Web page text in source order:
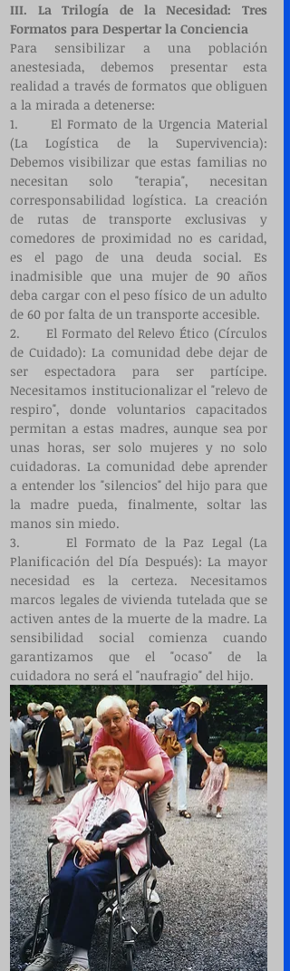
III. La Trilogía de la Necesidad: Tres
Formatos para Despertar la Conciencia
Para sensibilizar a una población
anestesiada, debemos presentar esta
realidad a través de formatos que obliguen
a la mirada a detenerse:
1.      El Formato de la Urgencia Material
(La Logística de la Supervivencia):
Debemos visibilizar que estas familias no
necesitan solo "terapia", necesitan
corresponsabilidad logística. La creación
de rutas de transporte exclusivas y
comedores de proximidad no es caridad,
es el pago de una deuda social. Es
inadmisible que una mujer de 90 años
deba cargar con el peso físico de un adulto
de 60 por falta de un transporte accesible.
2.      El Formato del Relevo Ético (Círculos
de Cuidado): La comunidad debe dejar de
ser espectadora para ser partícipe.
Necesitamos institucionalizar el "relevo de
respiro", donde voluntarios capacitados
permitan a estas madres, aunque sea por
unas horas, ser solo mujeres y no solo
cuidadoras. La comunidad debe aprender
a entender los "silencios" del hijo para que
la madre pueda, finalmente, soltar las
manos sin miedo.
3.      El Formato de la Paz Legal (La
Planificación del Día Después): La mayor
necesidad es la certeza. Necesitamos
marcos legales de vivienda tutelada que se
activen antes de la muerte de la madre. La
sensibilidad social comienza cuando
garantizamos que el "ocaso" de la
cuidadora no será el "naufragio" del hijo.